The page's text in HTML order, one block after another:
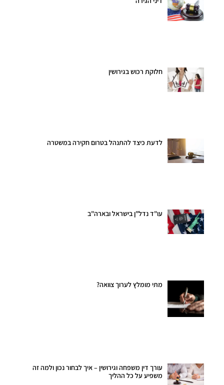
חלוקת רכוש בגירושין
לדעת כיצד להתנהל בטרום חקירה במשטרה
עו"ד נדל"ן בישראל ובארה"ב
מתי מומלץ לערוך צוואה?
עורך דין משפחה וגירושין – איך לבחור נכון ולמה זה
משפיע על כל ההליך